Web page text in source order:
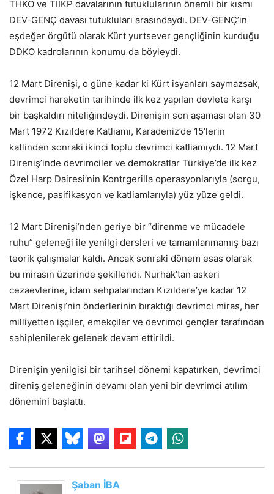
THKO ve TİİKP davalarının tutuklularının önemli bir kısmı
DEV-GENÇ davası tutukluları arasındaydı. DEV-GENÇ’in
eşdeğer örgütü olarak Kürt yurtsever gençliğinin kurduğu
DDKO kadrolarının konumu da böyleydi.
12 Mart Direnişi, o güne kadar ki Kürt isyanları saymazsak,
devrimci hareketin tarihinde ilk kez yapılan devlete karşı
bir başkaldırı niteliğindeydi. Direnişin son aşaması olan 30
Mart 1972 Kızıldere Katliamı, Karadeniz’de 15’lerin
katlinden sonraki ikinci toplu devrimci katliamıydı. 12 Mart
Direniş’inde devrimciler ve demokratlar Türkiye’de ilk kez
Özel Harp Dairesi’nin Kontrgerilla operasyonlarıyla (sorgu,
işkence, pasifikasyon ve katliamlarıyla) yüz yüze geldi.
12 Mart Direnişi’nden geriye bir “direnme ve mücadele
ruhu” geleneği ile yenilgi dersleri ve tamamlanmamış bazı
teorik çalışmalar kaldı. Ancak sonraki dönem esas olarak
bu mirasın üzerinde şekillendi. Nurhak’tan askeri
cezaevlerine, idam sehpalarından Kızıldere’ye kadar 12
Mart Direnişi’nin önderlerinin bıraktığı devrimci miras, her
milliyetten işçiler, emekçiler ve devrimci gençler tarafından
sahiplenilerek gelenek devam ettirildi.
Direnişin yenilgisi bir tarihsel dönemi kapatırken, devrimci
direniş geleneğinin devamı olan yeni bir devrimci atılım
dönemini başlattı.
Şaban İBA